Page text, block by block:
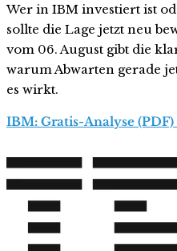
Wer in IBM investiert ist
sollte die Lage jetzt neu
vom 06. August gibt die
warum Abwarten gerade
es wirkt.
IBM: Gratis-Analyse